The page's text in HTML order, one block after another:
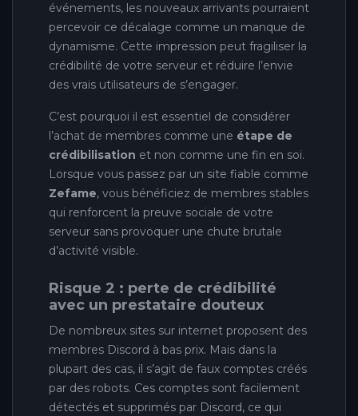
événements, les nouveaux arrivants pourraient
percevoir ce décalage comme un manque de
dynamisme. Cette impression peut fragiliser la
crédibilité de votre serveur et réduire l’envie
des vrais utilisateurs de s’engager.
C’est pourquoi il est essentiel de considérer
l’achat de membres comme une étape de
crédibilisation et non comme une fin en soi.
Lorsque vous passez par un site fiable comme
Zefame, vous bénéficiez de membres stables
qui renforcent la preuve sociale de votre
serveur sans provoquer une chute brutale
d’activité visible.
Risque 2 : perte de crédibilité
avec un prestataire douteux
De nombreux sites sur internet proposent des
membres Discord à bas prix. Mais dans la
plupart des cas, il s’agit de faux comptes créés
par des robots. Ces comptes sont facilement
détectés et supprimés par Discord, ce qui